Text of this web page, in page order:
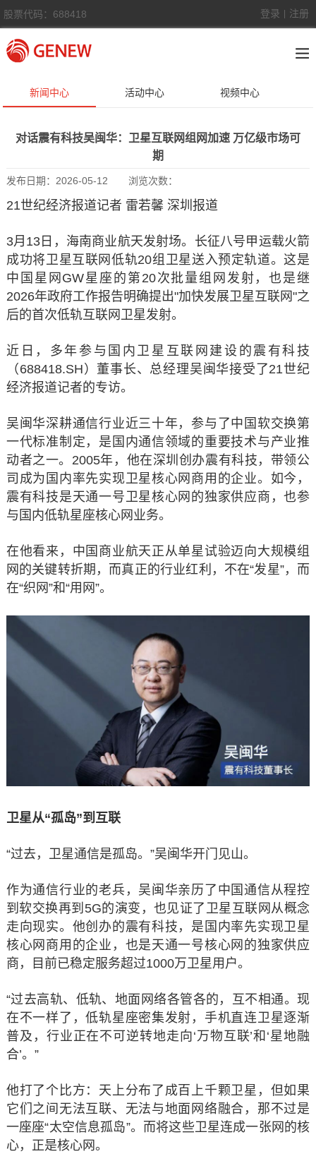
股票代码：688418 登录 注册
新闻中心 活动中心 视频中心
对话震有科技吴闽华：卫星互联网组网加速 万亿级市场可
期
发布日期： 2026-05-12 浏览次数：
21世纪经济报道记者 雷若馨 深圳报道
3月13日，海南商业航天发射场。长征八号甲运载火箭
成功将卫星互联网低轨20组卫星送入预定轨道。这是
中国星网GW星座的第20次批量组网发射，也是继
2026年政府工作报告明确提出"加快发展卫星互联网"之
后的首次低轨互联网卫星发射。
近日，多年参与国内卫星互联网建设的震有科技
（688418.SH）董事长、总经理吴闽华接受了21世纪
经济报道记者的专访。
吴闽华深耕通信行业近三十年，参与了中国软交换第
一代标准制定，是国内通信领域的重要技术与产业推
动者之一。2005年，他在深圳创办震有科技，带领公
司成为国内率先实现卫星核心网商用的企业。如今，
震有科技是天通一号卫星核心网的独家供应商，也参
与国内低轨星座核心网业务。
在他看来，中国商业航天正从单星试验迈向大规模组
网的关键转折期，而真正的行业红利，不在“发星”，而
在“织网”和“用网”。
卫星从“孤岛”到互联
“过去，卫星通信是孤岛。”吴闽华开门见山。
作为通信行业的老兵，吴闽华亲历了中国通信从程控
到软交换再到5G的演变，也见证了卫星互联网从概念
走向现实。他创办的震有科技，是国内率先实现卫星
核心网商用的企业，也是天通一号核心网的独家供应
商，目前已稳定服务超过1000万卫星用户。
“过去高轨、低轨、地面网络各管各的，互不相通。现
在不一样了，低轨星座密集发射，手机直连卫星逐渐
普及，行业正在不可逆转地走向‘万物互联’和‘星地融
合’。”
他打了个比方：天上分布了成百上千颗卫星，但如果
它们之间无法互联、无法与地面网络融合，那不过是
一座座“太空信息孤岛”。而将这些卫星连成一张网的核
心，正是核心网。